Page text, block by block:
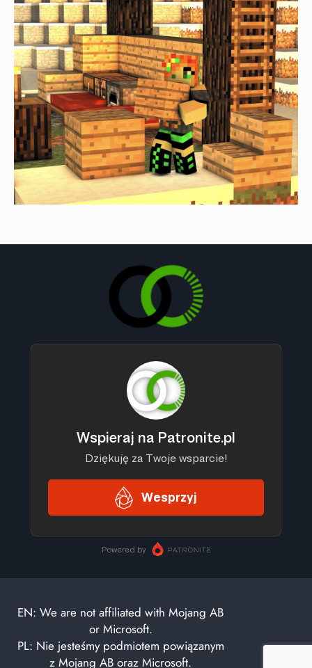
EN: We are not affiliated with Mojang AB
or Microsoft.
PL: Nie jesteśmy podmiotem powiązanym
z Mojang AB oraz Microsoft.